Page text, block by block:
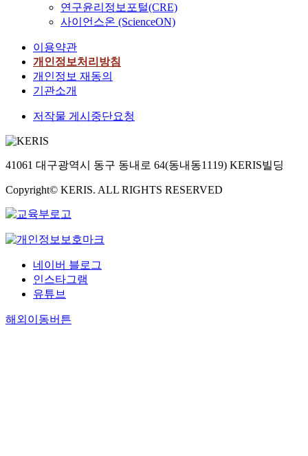
연구윤리정보포털(CRE)
사이언스온 (ScienceON)
이용약관
개인정보처리방침
개인정보 재동의
기관소개
저작물 게시중단요청
41061 대구광역시 동구 동내로 64(동내동1119) KERIS빌딩
Copyright© KERIS. ALL RIGHTS RESERVED
네이버 블로그
인스타그램
유튜브
해외이동버튼